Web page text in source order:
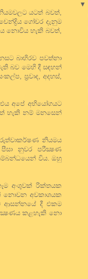
යටත් බවත්,
ගෝචර දැනුම
නොවිය හැකි බවත්,
බාහිරව පවත්නා
බව මෙහි දී සඳහන්
ප්‍රවාද, අදහස්,
අපේ අභියෝගයට
හැකි නම් මනසෙන්
නියමය
නුවර පරීක්‍ෂණ
විය. ඔහු
අංශුවක් රික්තයක
අවකාශයක
ආසන්නයේ දී එකම
කළහැකි නො
▼